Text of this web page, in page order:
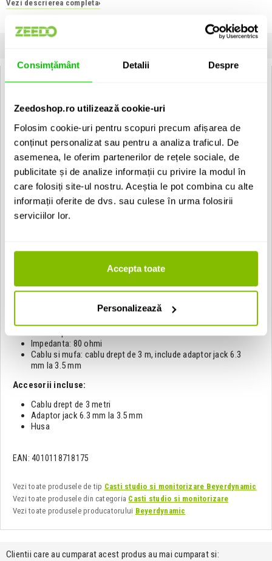
Consimțământ Detalii Despre
Zeedoshop.ro utilizează cookie-uri
Folosim cookie-uri pentru scopuri precum afișarea de
conținut personalizat sau pentru a analiza traficul. De
asemenea, le oferim partenerilor de rețele sociale, de
publicitate și de analize informații cu privire la modul în
care folosiți site-ul nostru. Aceștia le pot combina cu alte
informații oferite de dvs. sau culese în urma folosirii
serviciilor lor.
Accepta toate
Personalizează
Vezi descrierea completa›
Beyerdynamic DT 990 PRO 80 Ohms:
Casti open-back pentru monitorizare de referinta si editare
precisa
Sunet spatial si detaliat ce evidentiaza imperfectiunile subtile
din mix
Earpad-uri moi, circumaurale, ce pot fi inlocuite si asigura
confort de durata in sesiuni prelungite
Headband durabil din otel arcuit cu suport captusit si potrivire
ajustabila
Fabricate in Germania
Principiu de functionare: Deschis
Presiune nominala a benzii de sustinere: Fixare ferma pentru
Greutate casti cu cablu: 340 g
Impedanta: 80 ohmi
Cablu si mufa: cablu drept de 3 m, include adaptor jack 6.3
mm la 3.5 mm
Accesorii incluse:
Cablu drept de 3 metri
Adaptor jack 6.3 mm la 3.5 mm
Husa
EAN: 4010118718175
Vezi toate produsele de tip Casti studio si monitorizare Beyerdynamic
Vezi toate produsele din categoria Casti studio si monitorizare
Vezi toate produsele producatorului Beyerdynamic
Clientii care au cumparat acest produs au mai cumparat si: